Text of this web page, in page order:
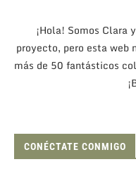
¡Hola! Somos Clara
proyecto, pero esta web
más de 50 fantásticos
CONÉCTATE CONMIGO